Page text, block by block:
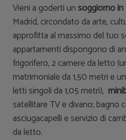
Vieni a goderti un soggiorno in
Madrid, circondato da arte,
approfitta al massimo del tuo
appartamenti dispongono di
frigorifero, 2 camere da letto
matrimoniale da 1,50 metri e
letti singoli da 1,05 metri),
satellitare TV e divano; bagno
asciugacapelli e servizio di
da letto.